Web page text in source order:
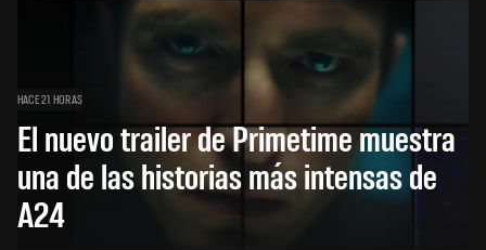
HACE 21 HORAS
El nuevo trailer de Primetime muestra
una de las historias más intensas de
A24